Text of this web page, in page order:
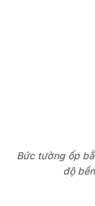
Bức tường ốp
độ